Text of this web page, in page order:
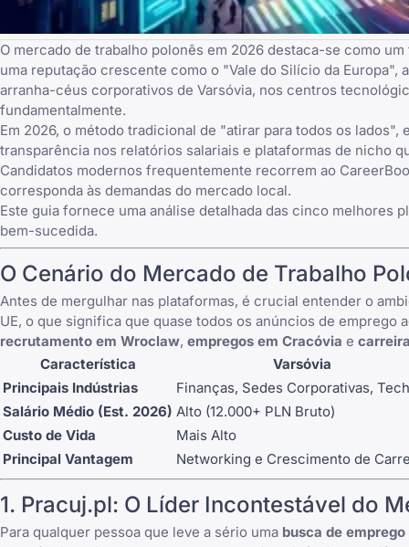
O mercado de trabalho polonês em 2026 destaca-se como
uma reputação crescente como o "Vale do Silício da
arranha-céus corporativos de Varsóvia, nos centros
fundamentalmente.
Em 2026, o método tradicional de "atirar para todos os
transparência nos relatórios salariais e plataformas de nicho
Candidatos modernos frequentemente recorrem ao
corresponda às demandas do mercado local.
Este guia fornece uma análise detalhada das cinco melhores
bem-sucedida.
O Cenário do Mercado de Trabalho
Antes de mergulhar nas plataformas, é crucial entender o
UE, o que significa que quase todos os anúncios de
recrutamento em Wroclaw, empregos em Cracóvia e
Característica
Varsóvia
Principais Indústrias
Finanças, Sedes Corporativas, Tech
Salário Médio (Est. 2026) Alto (12.000+ PLN Bruto)
Custo de Vida
Mais Alto
Principal Vantagem
Networking e Crescimento de
1. Pracuj.pl: O Líder Incontestável do
Para qualquer pessoa que leve a sério uma busca de